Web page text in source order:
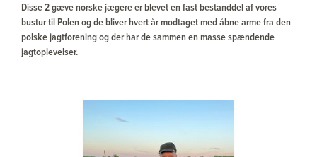
Disse 2 gæve norske jægere er blevet en fast bestanddel af vores
bustur til Polen og de bliver hvert år modtaget med åbne arme fra den
polske jagtforening og der har de sammen en masse spændende
jagtoplevelser.